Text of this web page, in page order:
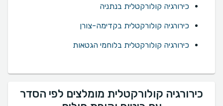
כירורגיה קולורקטלית בנתניה
כירורגיה קולורקטלית בקדימה-צורן
כירורגיה קולורקטלית בלוחמי הגטאות
כירורגיה קולורקטלית מומלצים לפי הסדר